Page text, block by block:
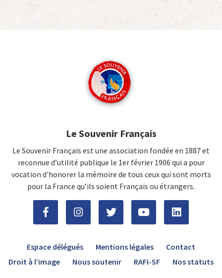
Le Souvenir Français
Le Souvenir Français est une association fondée en 1887 et
reconnue d’utilité publique le 1er février 1906 qui a pour
vocation d'honorer la mémoire de tous ceux qui sont morts
pour la France qu’ils soient Français ou étrangers.
Espace délégués Mentions légales
Contact
Droit à l’image
Nous soutenir RAFI-SF Nos statuts